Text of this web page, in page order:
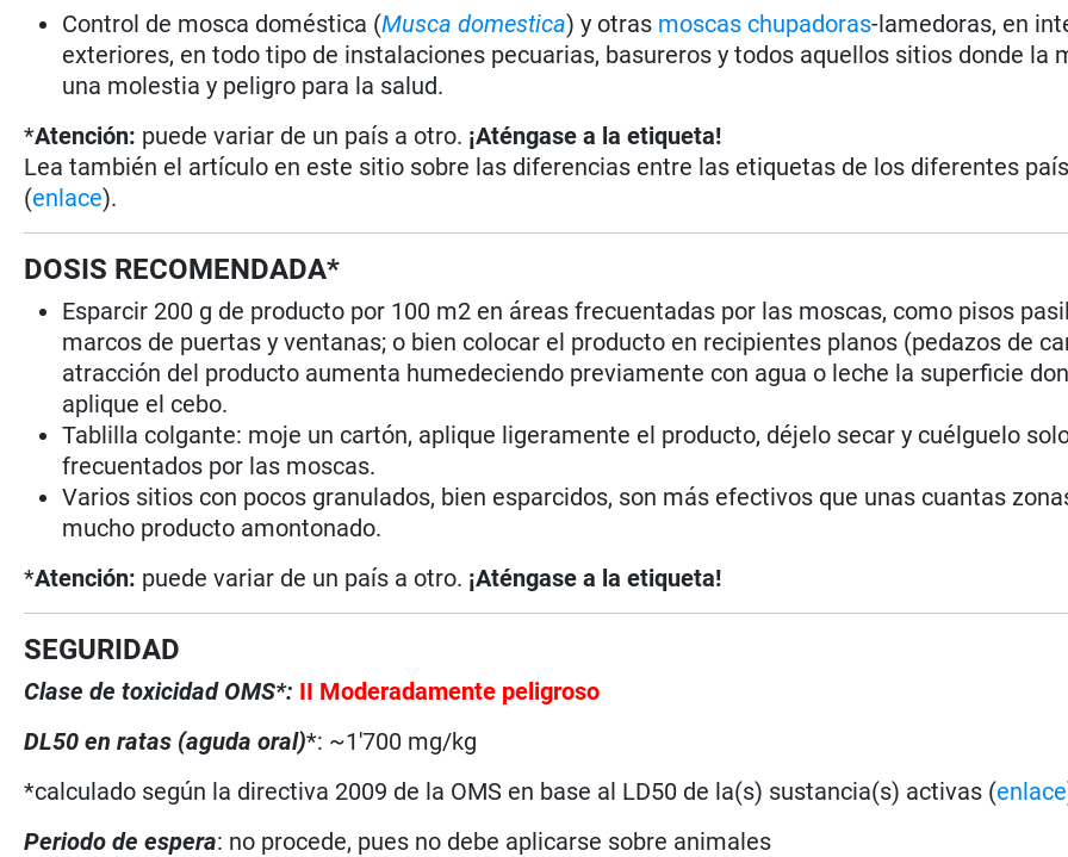
Control de mosca doméstica (Musca domestica) y otras moscas chupadoras-lamedoras, en
exteriores, en todo tipo de instalaciones pecuarias, basureros y todos aquellos sitios donde la
una molestia y peligro para la salud.
*Atención: puede variar de un país a otro. ¡Aténgase a la etiqueta!
Lea también el artículo en este sitio sobre las diferencias entre las etiquetas de los diferentes
(enlace).
DOSIS RECOMENDADA*
Esparcir 200 g de producto por 100 m2 en áreas frecuentadas por las moscas, como pisos
marcos de puertas y ventanas; o bien colocar el producto en recipientes planos (pedazos de
atracción del producto aumenta humedeciendo previamente con agua o leche la superficie
aplique el cebo.
Tablilla colgante: moje un cartón, aplique ligeramente el producto, déjelo secar y cuélguelo
frecuentados por las moscas.
Varios sitios con pocos granulados, bien esparcidos, son más efectivos que unas cuantas
mucho producto amontonado.
*Atención: puede variar de un país a otro. ¡Aténgase a la etiqueta!
SEGURIDAD
Clase de toxicidad OMS*: II Moderadamente peligroso
DL50 en ratas (aguda oral)*: ~1'700 mg/kg
*calculado según la directiva 2009 de la OMS en base al LD50 de la(s) sustancia(s) activas (enlace
Periodo de espera: no procede, pues no debe aplicarse sobre animales